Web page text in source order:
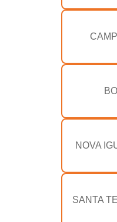
NOVA
SANTA